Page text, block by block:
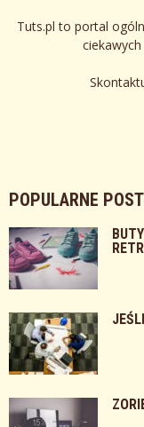
Tuts.pl to portal
POPULARNE